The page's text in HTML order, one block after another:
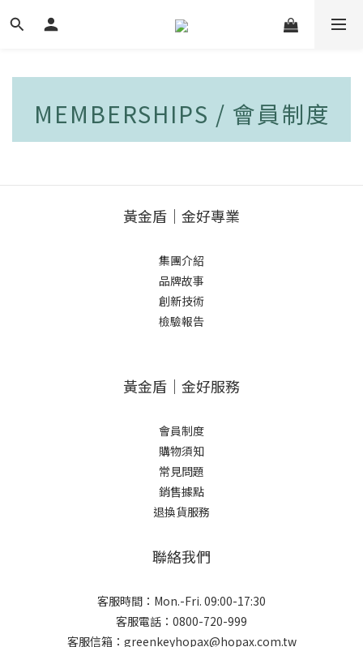
MEMBERSHIPS / 會員制度
黃金盾｜金好專業
集團介紹
品牌故事
創新技術
檢驗報告
黃金盾｜金好服務
會員制度
購物須知
常見問題
銷售據點
退換貨服務
聯絡我們
客服時間：Mon.-Fri. 09:00-17:30
客服電話：0800-720-999
客服信箱：greenkeyhopax@hopax.com.tw